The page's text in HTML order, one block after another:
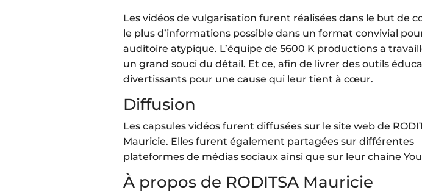
Les vidéos de vulgarisation furent réalisées dans le but de
le plus d’informations possible dans un format convivial
auditoire atypique. L’équipe de 5600 K productions a
un grand souci du détail. Et ce, afin de livrer des outils
divertissants pour une cause qui leur tient à cœur.
Diffusion
Les capsules vidéos furent diffusées sur le site web de
Mauricie. Elles furent également partagées sur différentes
plateformes de médias sociaux ainsi que sur leur chaine
À propos de RODITSA Mauricie